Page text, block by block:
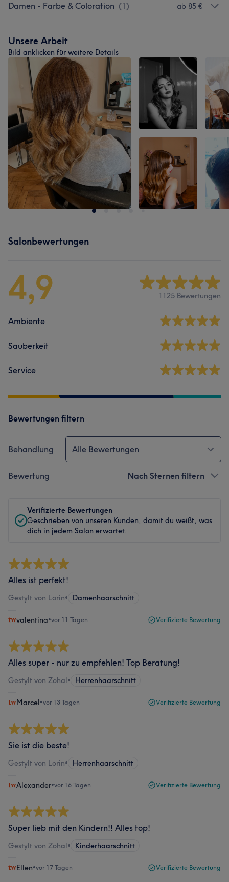
Damen - Farbe & Coloration (1) ab 85 €
Unsere Arbeit
Bild anklicken für weitere Details
Salonbewertungen
4,9 1125 Bewertungen
Ambiente
Sauberkeit
Service
Bewertungen filtern
Behandlung Alle Bewertungen
Bewertung Nach Sternen filtern
Verifizierte Bewertungen
Geschrieben von unseren Kunden, damit du weißt, was
dich in jedem Salon erwartet.
Alles ist perfekt!
Gestylt von Lorin• Damenhaarschnitt
valentina•vor 11 Tagen Verifizierte Bewertung
Alles super - nur zu empfehlen! Top Beratung!
Gestylt von Zohal• Herrenhaarschnitt
Marcel•vor 13 Tagen Verifizierte Bewertung
Sie ist die beste!
Gestylt von Lorin• Herrenhaarschnitt
Alexander•vor 16 Tagen Verifizierte Bewertung
Super lieb mit den Kindern!! Alles top!
Gestylt von Zohal• Kinderhaarschnitt
Ellen•vor 17 Tagen Verifizierte Bewertung